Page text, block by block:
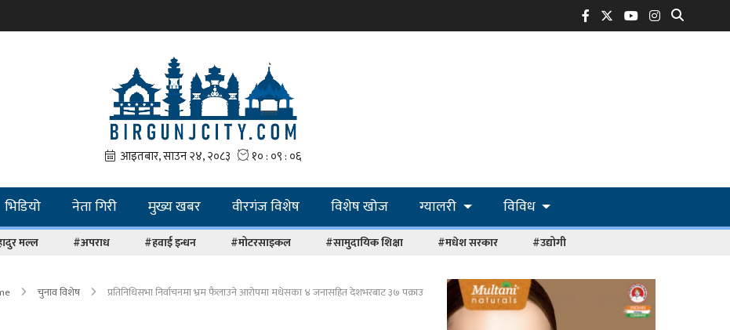
भिडियो नेता गिरी मुख्य खबर वीरगंज विशेष विशेष खोज ग्यालरी विविध
मल्ल #अपराध #हवाई इन्धन #मोटरसाइकल #सामुदायिक शिक्षा #मधेश सरकार #उद्योगी
चुनाव विशेष प्रतिनिधिसभा निर्वाचनमा भ्रम फैलाउने आरोपमा मधेसका ४ जनासहित देशभरबाट ३७ पक्राउ